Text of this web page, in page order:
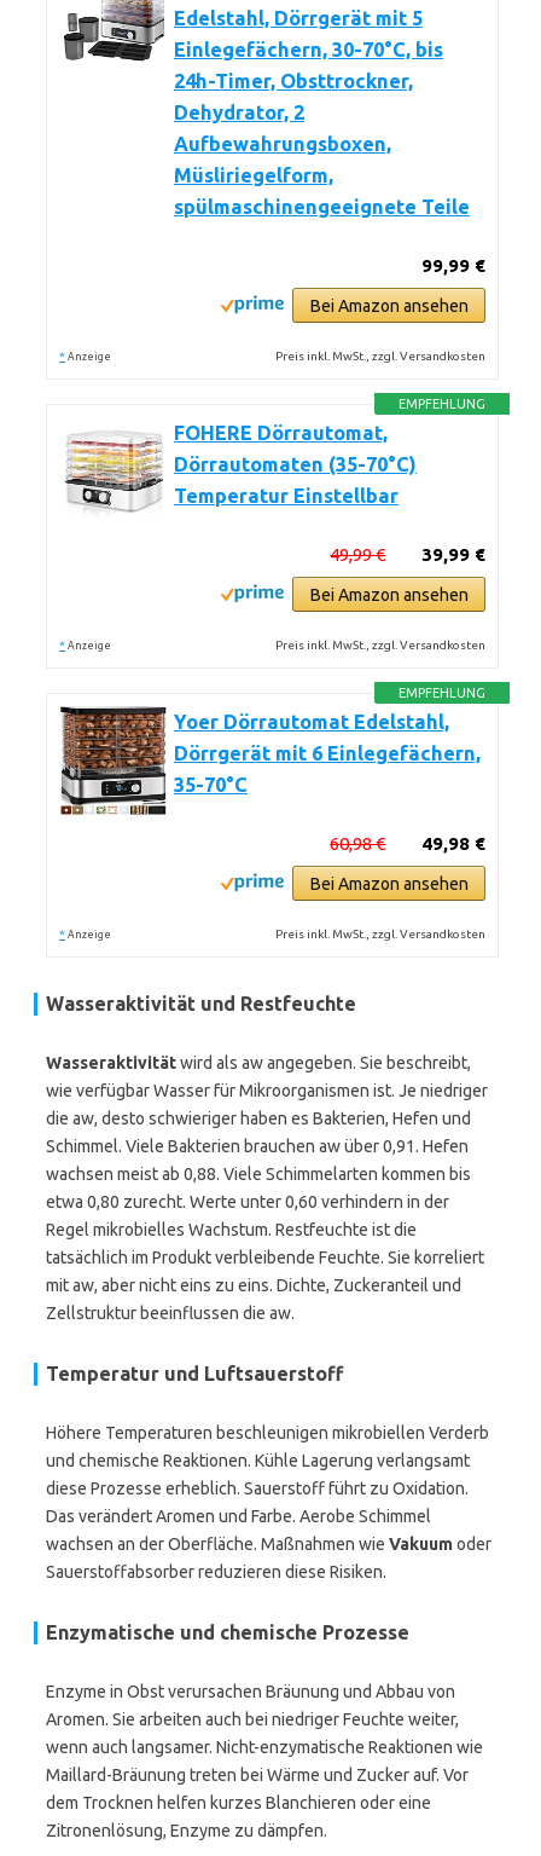
Edelstahl, Dörrgerät mit 5
Einlegefächern, 30-70°C, bis
24h-Timer, Obsttrockner,
Dehydrator, 2
Aufbewahrungsboxen,
Müsliriegelform,
spülmaschinengeeignete Teile
99,99 €
Bei Amazon ansehen
* Anzeige Preis inkl. MwSt., zzgl. Versandkosten
EMPFEHLUNG
FOHERE Dörrautomat,
Dörrautomaten (35-70°C)
Temperatur Einstellbar
39,99 €
49,99 €
Bei Amazon ansehen
* Anzeige Preis inkl. MwSt., zzgl. Versandkosten
EMPFEHLUNG
Yoer Dörrautomat Edelstahl,
Dörrgerät mit 6 Einlegefächern,
35-70°C
49,98 €
60,98 €
Bei Amazon ansehen
* Anzeige Preis inkl. MwSt., zzgl. Versandkosten
Wasseraktivität und Restfeuchte
Wasseraktivitätwird als aw angegeben. Sie beschreibt,
wie verfügbar Wasser für Mikroorganismen ist. Je niedriger
die aw, desto schwieriger haben es Bakterien, Hefen und
Schimmel. Viele Bakterien brauchen aw über 0,91. Hefen
wachsen meist ab 0,88. Viele Schimmelarten kommen bis
etwa 0,80 zurecht. Werte unter 0,60 verhindern in der
Regel mikrobielles Wachstum. Restfeuchte ist die
tatsächlich im Produkt verbleibende Feuchte. Sie korreliert
mit aw, aber nicht eins zu eins. Dichte, Zuckeranteil und
Zellstruktur beeinflussen die aw.
Temperatur und Luftsauerstoff
Höhere Temperaturen beschleunigen mikrobiellen Verderb
und chemische Reaktionen. Kühle Lagerung verlangsamt
diese Prozesse erheblich. Sauerstoff führt zu Oxidation.
Das verändert Aromen und Farbe. Aerobe Schimmel
wachsen an der Oberfläche. Maßnahmen wie Vakuumoder
Sauerstoffabsorber reduzieren diese Risiken.
Enzymatische und chemische Prozesse
Enzyme in Obst verursachen Bräunung und Abbau von
Aromen. Sie arbeiten auch bei niedriger Feuchte weiter,
wenn auch langsamer. Nicht-enzymatische Reaktionen wie
Maillard-Bräunung treten bei Wärme und Zucker auf. Vor
dem Trocknen helfen kurzes Blanchieren oder eine
Zitronenlösung, Enzyme zu dämpfen.